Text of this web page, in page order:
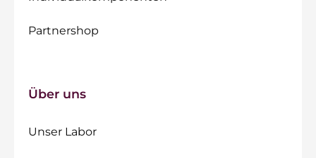
Partnershop
Über uns
Unser Labor